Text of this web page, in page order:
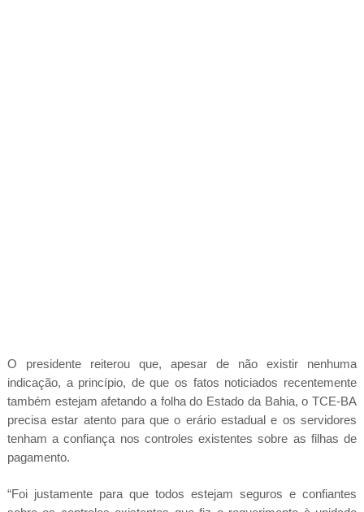
O presidente reiterou que, apesar de não existir nenhuma
indicação, a princípio, de que os fatos noticiados recentemente
também estejam afetando a folha do Estado da Bahia, o TCE-BA
precisa estar atento para que o erário estadual e os servidores
tenham a confiança nos controles existentes sobre as filhas de
pagamento.
“Foi justamente para que todos estejam seguros e confiantes